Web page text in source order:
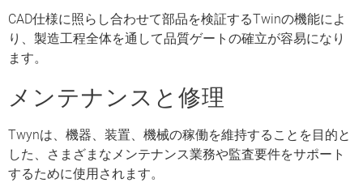
CAD仕様に照らし合わせて部品を検証するTwinの機能によ
り、製造工程全体を通して品質ゲートの確立が容易になり
ます。
メンテナンスと修理
Twynは、機器、装置、機械の稼働を維持することを目的と
した、さまざまなメンテナンス業務や監査要件をサポート
するために使用されます。